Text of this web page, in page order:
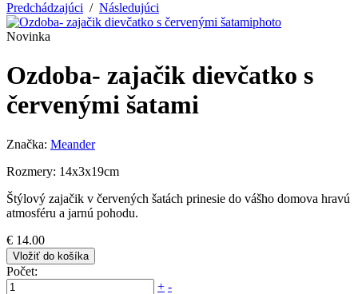
Predchádzajúci / Následujúci
Novinka
Ozdoba- zajačik dievčatko s
červenými šatami
Značka: Meander
Rozmery: 14x3x19cm
Štýlový zajačik v červených šatách prinesie do vášho domova hravú
atmosféru a jarnú pohodu.
€ 14.00
Vložiť do košíka
Počet:
+ -